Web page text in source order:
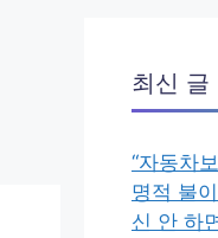
최신 글
“자동차
명적 불
신 안 하